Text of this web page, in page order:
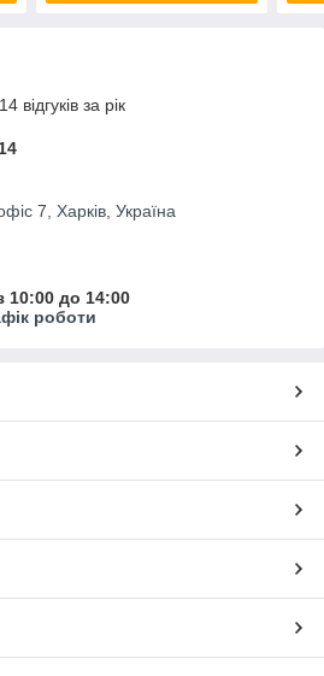
відгуків за рік
7, Харків, Україна
10:00 до 14:00
роботи